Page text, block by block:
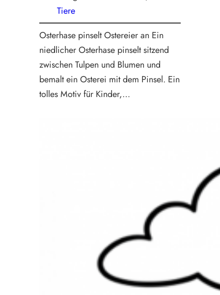
Tiere
Osterhase pinselt Ostereier an Ein
niedlicher Osterhase pinselt sitzend
zwischen Tulpen und Blumen und
bemalt ein Osterei mit dem Pinsel. Ein
tolles Motiv für Kinder,…